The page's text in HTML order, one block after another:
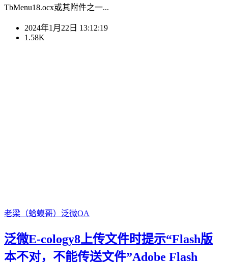
TbMenu18.ocx或其附件之一...
2024年1月22日 13:12:19
1.58K
老梁（蛤蟆哥） 泛微OA
泛微E-cology8上传文件时提示“Flash版
本不对，不能传送文件”Adobe Flash